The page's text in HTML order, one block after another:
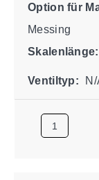
Option für
Messing
Skalenlänge:
Ventiltyp: N/